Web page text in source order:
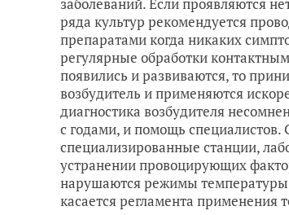
ряда культур рекомендуется
препаратами когда никаких
регулярные обработки
появились и развиваются, то
возбудитель и применяются
диагностика возбудителя
с годами, и помощь специалистов.
специализированные станции,
устранении провоцирующих
нарушаются режимы
касается регламента